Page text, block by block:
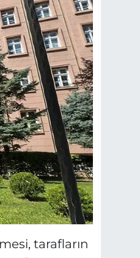
tarafların